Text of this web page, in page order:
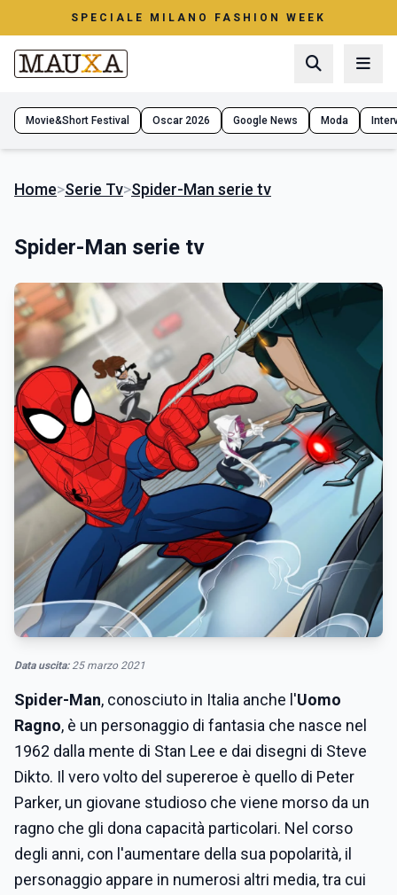
SPECIALE MILANO FASHION WEEK
Movie&Short Festival Oscar 2026 Google News Moda
Home>Serie Tv>Spider-Man serie tv
Spider-Man serie tv
Data uscita:25 marzo 2021
Spider-Man, conosciuto in Italia anche l'Uomo
Ragno, è un personaggio di fantasia che nasce nel
1962 dalla mente di Stan Lee e dai disegni di Steve
Dikto. Il vero volto del supereroe è quello di Peter
Parker, un giovane studioso che viene morso da un
ragno che gli dona capacità particolari. Nel corso
degli anni, con l'aumentare della sua popolarità, il
personaggio appare in numerosi altri media, tra cui